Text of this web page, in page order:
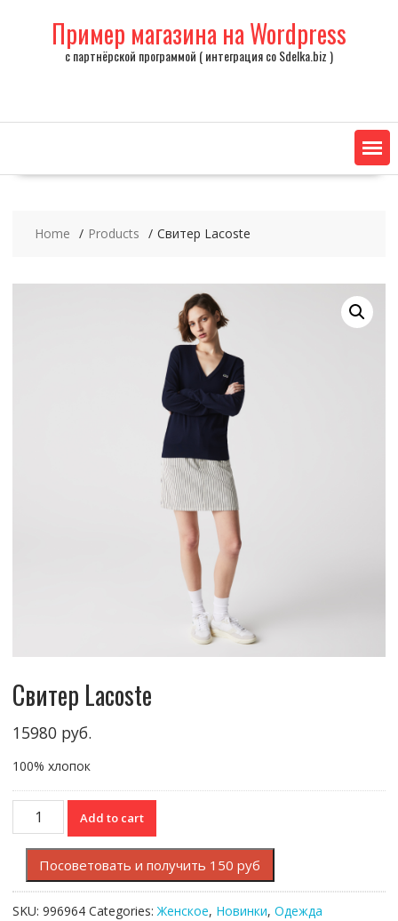
Пример магазина на Wordpress
с партнёрской программой ( интеграция со Sdelka.biz )
Home Products Свитер Lacoste
Свитер Lacoste
15980руб.
100% хлопок
Свитер
Lacoste
quantity
Add to cart
Посоветовать и получить 150 руб
SKU: 996964 Categories:Женское, Новинки, Одежда